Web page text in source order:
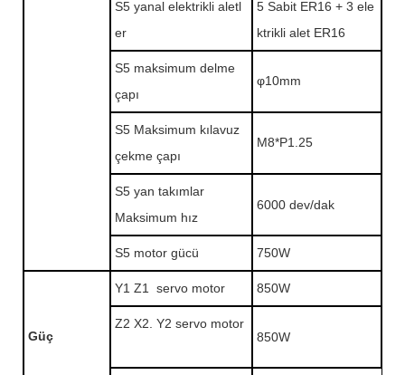
S5 yanal elektrikli aletl
er
5 Sabit ER16 + 3 ele
ktrikli alet ER16
S5 maksimum delme
çapı
φ10mm
S5 Maksimum kılavuz
çekme çapı
M8*P1.25
S5 yan takımlar
Maksimum hız
6000 dev/dak
S5 motor gücü 750W
Güç
Y1 Z1 servo motor 850W
Z2 X2. Y2 servo motor
850W